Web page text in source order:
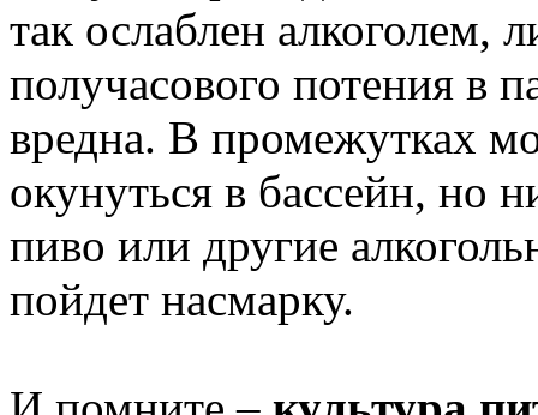
так ослаблен алкоголем,
получасового потения в
вредна. В промежутках
окунуться в бассейн, но
пиво или другие
пойдет насмарку.